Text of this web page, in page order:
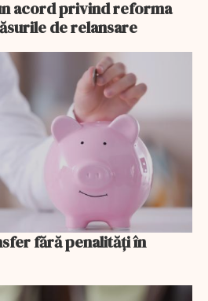
acord privind reforma
de relansare
fără penalități în